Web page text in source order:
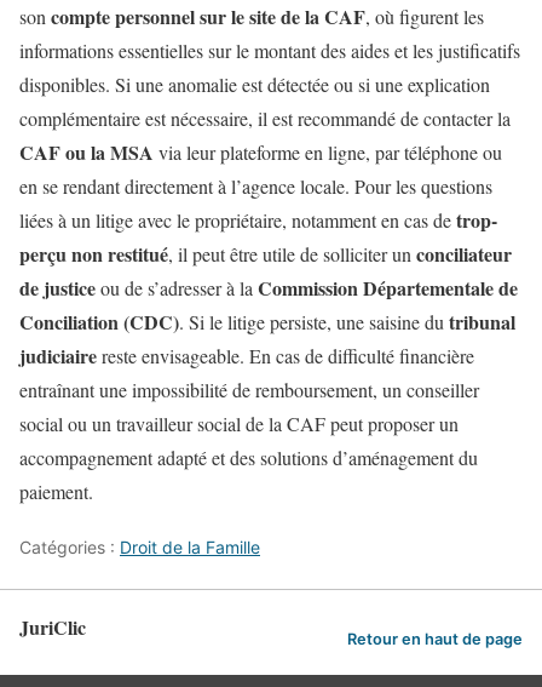
son compte personnel sur le site de la CAF, où figurent les
informations essentielles sur le montant des aides et les justificatifs
disponibles. Si une anomalie est détectée ou si une explication
complémentaire est nécessaire, il est recommandé de contacter la
CAF ou la MSA via leur plateforme en ligne, par téléphone ou
en se rendant directement à l’agence locale. Pour les questions
liées à un litige avec le propriétaire, notamment en cas detrop-
perçu non restitué, il peut être utile de solliciter un conciliateur
de justiceou de s’adresser à la Commission Départementale de
Conciliation (CDC). Si le litige persiste, une saisine du tribunal
judiciairereste envisageable. En cas de difficulté financière
entraînant une impossibilité de remboursement, un conseiller
social ou un travailleur social de la CAF peut proposer un
accompagnement adapté et des solutions d’aménagement du
paiement.
Catégories : Droit de la Famille
JuriClic Retour en haut de page